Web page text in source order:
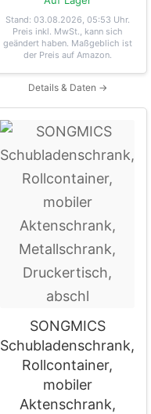
Stand: 03.08.2026, 05:53 Uhr.
Preis inkl. MwSt., kann sich
geändert haben. Maßgeblich ist
der Preis auf Amazon.
Details & Daten →
SONGMICS
Schubladenschrank,
Rollcontainer,
mobiler
Aktenschrank,